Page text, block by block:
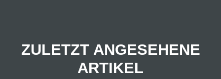
ZULETZT ANGESEHENE
ARTIKEL